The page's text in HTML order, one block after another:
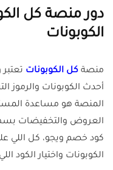
دور منصة كل
الكوبونات
منصة كل الكوبونات
أحدث الكوبونات والرموز
المنصة هو مساعدة
العروض والتخفيضات
كود خصم ويجو، كل اللي
الكوبونات واختيار الكود